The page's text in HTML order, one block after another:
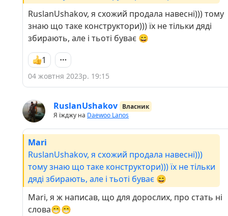
RuslanUshakov, я схожий продала навесні))) тому
знаю що таке конструктори))) їх не тільки дяді
збирають, але і тьоті буває 😄
1
04 жовтня 2023р. 19:15
RuslanUshakov Власник
Я їжджу на Daewoo Lanos
Mari
RuslanUshakov, я схожий продала навесні)))
тому знаю що таке конструктори))) їх не тільки
дяді збирають, але і тьоті буває 😄
Mari, я ж написав, що для дорослих, про стать ні
слова😁😁